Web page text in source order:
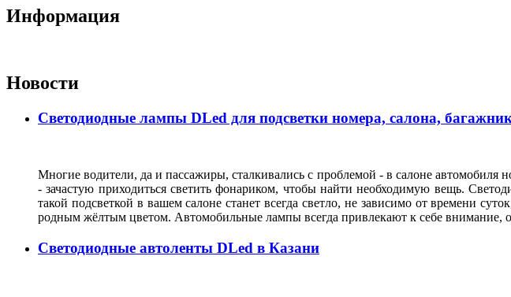
Информация
Новости
Светодиодные лампы DLed для подсветки номера, салона,
Многие водители, да и пассажиры, сталкивались с проблемой - в салоне автомобиля
- зачастую приходиться светить фонариком, чтобы найти необходимую вещь.
такой подсветкой в вашем салоне станет всегда светло, не зависимо от времени
родным жёлтым цветом. Автомобильные лампы всегда привлекают к себе внимание,
Светодиодные автоленты DLed в Казани